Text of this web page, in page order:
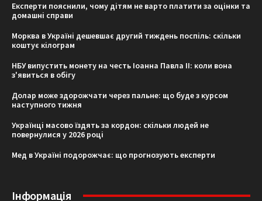
Експерти пояснили, чому дітям не варто платити за оцінки та
домашні справи
Морква в Україні дешевшає другий тиждень поспіль: скільки
коштує кілограм
НБУ випустить монету на честь Іоанна Павла II: коли вона
з'явиться в обігу
Долар може здорожчати через пальне: що буде з курсом
наступного тижня
Українці масово їздять за кордон: скільки людей не
повернулися у 2026 році
Мед в Україні подорожчає: що прогнозують експерти
Інформація